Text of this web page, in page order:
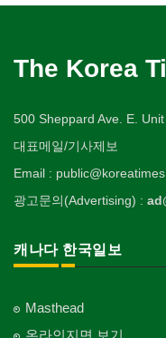
The Korea
500 Sheppard Ave. E.
대표메일/기사제보
Email :
광고문의(Advertising) :
캐나다 한국일보
Masthead
온라인지면 보기